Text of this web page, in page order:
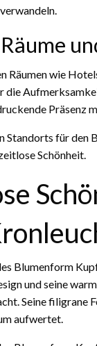
Räumen wie
die
Präsenz
Standorts für
Schönheit.
Blumenform
und seine
Seine filigrane
aufwertet.